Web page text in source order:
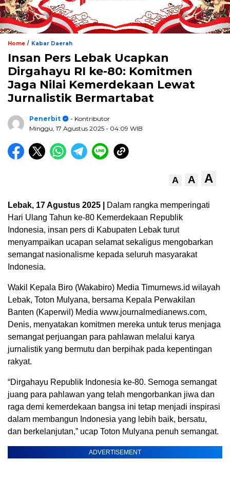
Home / Kabar Daerah
Insan Pers Lebak Ucapkan
Dirgahayu RI ke-80: Komitmen
Jaga Nilai Kemerdekaan Lewat
Jurnalistik Bermartabat
Penerbit
- Kontributor
Minggu, 17 Agustus 2025 - 04:09 WIB
A A A
Lebak, 17 Agustus 2025 |
Dalam rangka memperingati
Hari Ulang Tahun ke-80 Kemerdekaan Republik
Indonesia, insan pers di Kabupaten Lebak turut
menyampaikan ucapan selamat sekaligus mengobarkan
semangat nasionalisme kepada seluruh masyarakat
Indonesia.
Wakil Kepala Biro (Wakabiro) Media Timurnews.id wilayah
Lebak, Toton Mulyana, bersama Kepala Perwakilan
Banten (Kaperwil) Media www.journalmedianews.com,
Denis, menyatakan komitmen mereka untuk terus menjaga
semangat perjuangan para pahlawan melalui karya
jurnalistik yang bermutu dan berpihak pada kepentingan
rakyat.
“Dirgahayu Republik Indonesia ke-80. Semoga semangat
juang para pahlawan yang telah mengorbankan jiwa dan
raga demi kemerdekaan bangsa ini tetap menjadi inspirasi
dalam membangun Indonesia yang lebih baik, bersatu,
dan berkelanjutan,” ucap Toton Mulyana penuh semangat.
ADVERTISEMENT